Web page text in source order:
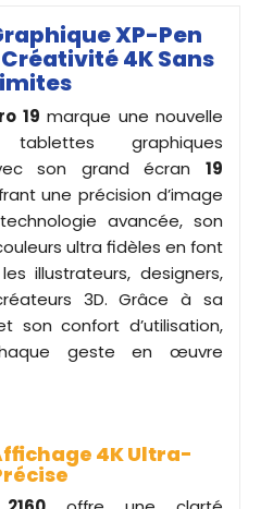
XP-Pen
4K Sans
19 marque une nouvelle
graphiques
son grand écran 19
une précision d’image
avancée, son
ultra fidèles en font
illustrateurs, designers,
3D. Grâce à sa
son confort d’utilisation,
geste en œuvre
4K Ultra-